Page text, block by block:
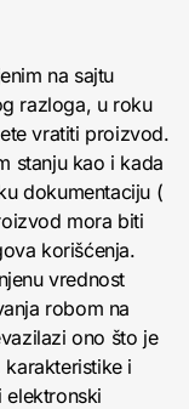
na sajtu
razloga, u roku
vratiti proizvod.
stanju kao i kada
dokumentaciju (
mora biti
korišćenja.
vrednost
robom na
ono što je
i
elektronski